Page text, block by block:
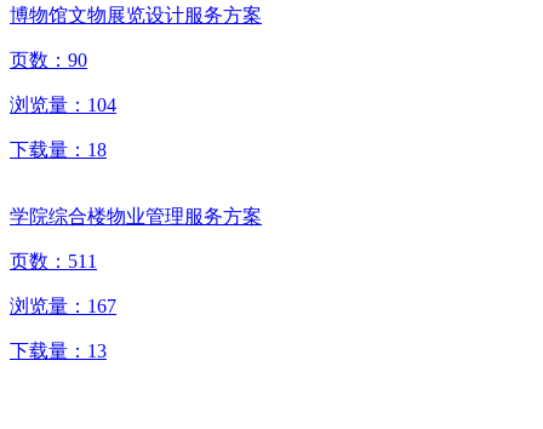
博物馆文物展览设计服务方案
页数： 90
浏览量： 104
下载量： 18
学院综合楼物业管理服务方案
页数： 511
浏览量： 167
下载量： 13